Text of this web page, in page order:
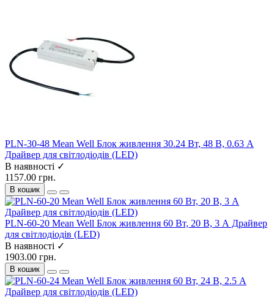
PLN-30-48 Mean Well Блок живлення 30.24 Вт, 48 В, 0.63 А
Драйвер для світлодіодів (LED)
В наявності ✓
1157.00 грн.
В кошик
PLN-60-20 Mean Well Блок живлення 60 Вт, 20 В, 3 А Драйвер
для світлодіодів (LED)
В наявності ✓
1903.00 грн.
В кошик